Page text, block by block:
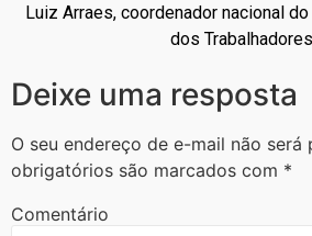
Luiz Arraes, coordenador nacional
dos
Deixe uma resposta
O seu endereço de e-mail não será
obrigatórios são marcados com *
Comentário